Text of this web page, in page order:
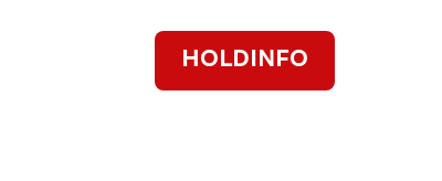
HOLDINFO